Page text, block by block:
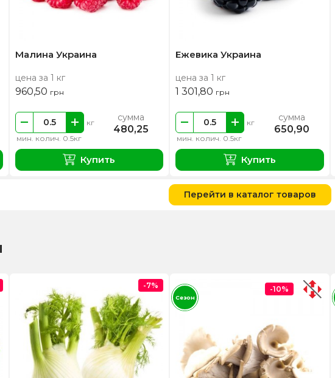
Малина Украина
цена за 1 кг
960,50 грн
мин. колич. 0.5кг
кг сумма
480,25
Купить
Ежевика Украина
цена за 1 кг
1 301,80 грн
мин. колич. 0.5кг
кг сумма
650,90
Купить
Перейти в каталог товаров
-7% -10%
Сезон